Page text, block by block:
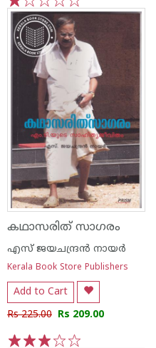
5
4
3
2
1
കഥാസരിത് സാഗരം
എസ്‌ ജയചന്ദ്രന്‍‌ നായര്‍‌
Kerala Book Store Publishers
Add to Cart
Rs 225.00 Rs 209.00